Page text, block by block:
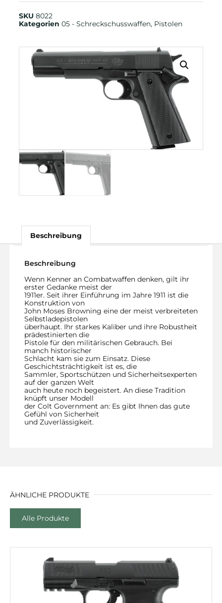
SKU8022
Kategorien05 - Schreckschusswaffen, Pistolen
Beschreibung
Beschreibung
Wenn Kenner an Combatwaffen denken, gilt ihr
erster Gedanke meist der
1911er. Seit ihrer Einführung im Jahre 1911 ist die
Konstruktion von
John Moses Browning eine der meist verbreiteten
Selbstladepistolen
überhaupt. Ihr starkes Kaliber und ihre Robustheit
prädestinierten die
Pistole für den militärischen Gebrauch. Bei
manch historischer
Schlacht kam sie zum Einsatz. Diese
Geschichtsträchtigkeit ist es, die
Sammler, Sportschützen und Sicherheitsexperten
auf der ganzen Welt
auch heute noch begeistert. An diese Tradition
knüpft unser Modell
der Colt Government an: Es gibt Ihnen das gute
Gefühl von Sicherheit
und Zuverlässigkeit.
ÄHNLICHE PRODUKTE
Alle Produkte